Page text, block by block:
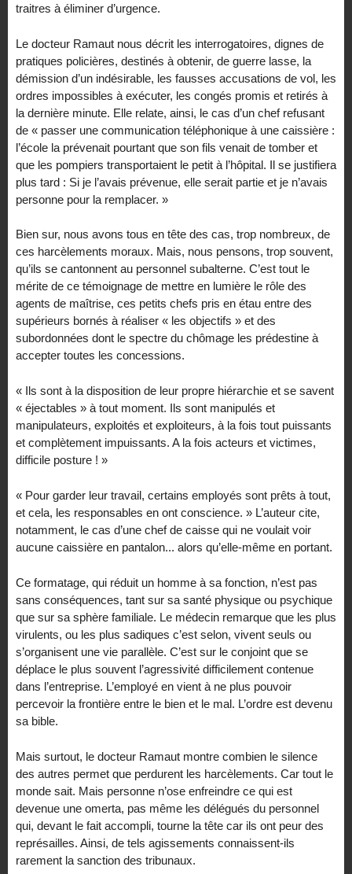
traitres à éliminer d’urgence.
Le docteur Ramaut nous décrit les interrogatoires, dignes de
pratiques policières, destinés à obtenir, de guerre lasse, la
démission d’un indésirable, les fausses accusations de vol, les
ordres impossibles à exécuter, les congés promis et retirés à
la dernière minute. Elle relate, ainsi, le cas d’un chef refusant
de « passer une communication téléphonique à une caissière :
l’école la prévenait pourtant que son fils venait de tomber et
que les pompiers transportaient le petit à l’hôpital. Il se justifiera
plus tard : Si je l’avais prévenue, elle serait partie et je n’avais
personne pour la remplacer. »
Bien sur, nous avons tous en tête des cas, trop nombreux, de
ces harcèlements moraux. Mais, nous pensons, trop souvent,
qu’ils se cantonnent au personnel subalterne. C’est tout le
mérite de ce témoignage de mettre en lumière le rôle des
agents de maîtrise, ces petits chefs pris en étau entre des
supérieurs bornés à réaliser « les objectifs » et des
subordonnées dont le spectre du chômage les prédestine à
accepter toutes les concessions.
« Ils sont à la disposition de leur propre hiérarchie et se savent
« éjectables » à tout moment. Ils sont manipulés et
manipulateurs, exploités et exploiteurs, à la fois tout puissants
et complètement impuissants. A la fois acteurs et victimes,
difficile posture ! »
« Pour garder leur travail, certains employés sont prêts à tout,
et cela, les responsables en ont conscience. » L’auteur cite,
notamment, le cas d’une chef de caisse qui ne voulait voir
aucune caissière en pantalon... alors qu’elle-même en portant.
Ce formatage, qui réduit un homme à sa fonction, n’est pas
sans conséquences, tant sur sa santé physique ou psychique
que sur sa sphère familiale. Le médecin remarque que les plus
virulents, ou les plus sadiques c’est selon, vivent seuls ou
s’organisent une vie parallèle. C’est sur le conjoint que se
déplace le plus souvent l’agressivité difficilement contenue
dans l’entreprise. L’employé en vient à ne plus pouvoir
percevoir la frontière entre le bien et le mal. L’ordre est devenu
sa bible.
Mais surtout, le docteur Ramaut montre combien le silence
des autres permet que perdurent les harcèlements. Car tout le
monde sait. Mais personne n’ose enfreindre ce qui est
devenue une omerta, pas même les délégués du personnel
qui, devant le fait accompli, tourne la tête car ils ont peur des
représailles. Ainsi, de tels agissements connaissent-ils
rarement la sanction des tribunaux.